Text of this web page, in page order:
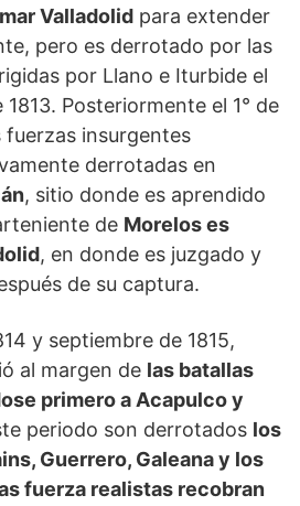
Valladolid para extender
pero es derrotado por las
por Llano e Iturbide el
Posteriormente el 1° de
fuerzas insurgentes
derrotadas en
, sitio donde es aprendido
de Morelos es
, en donde es juzgado y
de su captura.
y septiembre de 1815,
al margen de las batallas
primero a Acapulco y
periodo son derrotados los
Guerrero, Galeana y los
fuerza realistas recobran